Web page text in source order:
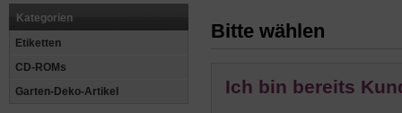
Kategorien
Etiketten
CD-ROMs
Garten-Deko-Artikel
Bitte wählen
Ich bin bereits